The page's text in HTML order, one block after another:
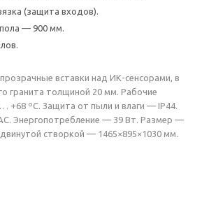
(защита входов).
— 900 мм.
вставки над ИК-сенсорами, в
гранита толщиной 20 мм. Рабочие
+68 ºС. Защита от пыли и влаги — IP44.
Энергопотребление — 39 Вт. Размер —
створкой — 1465×895×1030 мм.